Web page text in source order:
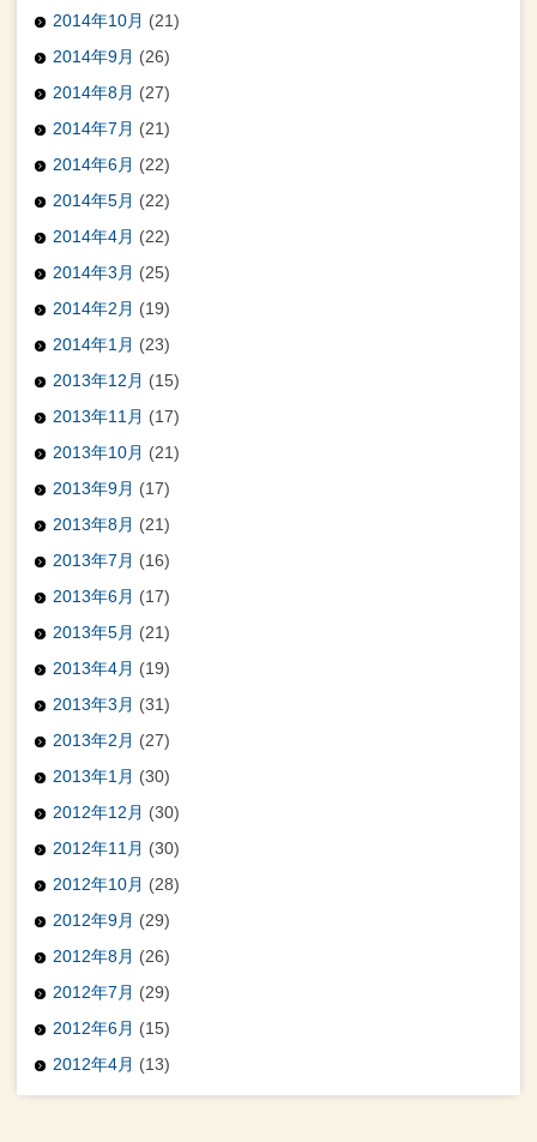
2014年10月 (21)
2014年9月 (26)
2014年8月 (27)
2014年7月 (21)
2014年6月 (22)
2014年5月 (22)
2014年4月 (22)
2014年3月 (25)
2014年2月 (19)
2014年1月 (23)
2013年12月 (15)
2013年11月 (17)
2013年10月 (21)
2013年9月 (17)
2013年8月 (21)
2013年7月 (16)
2013年6月 (17)
2013年5月 (21)
2013年4月 (19)
2013年3月 (31)
2013年2月 (27)
2013年1月 (30)
2012年12月 (30)
2012年11月 (30)
2012年10月 (28)
2012年9月 (29)
2012年8月 (26)
2012年7月 (29)
2012年6月 (15)
2012年4月 (13)